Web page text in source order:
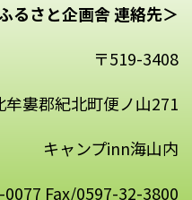
るさと企画舎 連絡先＞
〒519-3408
牟婁郡紀北町便ノ山271
キャンプinn海山内
Fax/0597-32-3800